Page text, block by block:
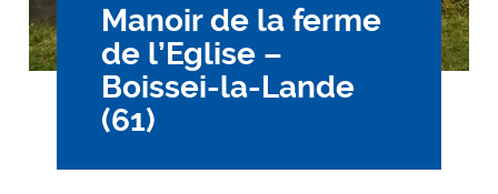
Manoir de la ferme
de l’Eglise –
Boissei-la-Lande
(61)